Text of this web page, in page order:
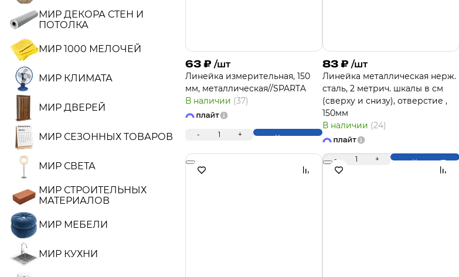
МИР ДЕКОРА СТЕН И
ПОТОЛКА
МИР 1000 МЕЛОЧЕЙ
МИР КЛИМАТА
МИР ДВЕРЕЙ
МИР СЕЗОННЫХ ТОВАРОВ
МИР СВЕТА
МИР СТРОИТЕЛЬНЫХ
МАТЕРИАЛОВ
МИР МЕБЕЛИ
МИР КУХНИ
63 ₽ /шт
Линейка измерительная, 150
мм, металлическая//SPARTA
В наличии (37)
- 1 + Купить
83 ₽ /шт
Линейка металлическая нерж.
сталь, 2 метрич. шкалы в см
(сверху и снизу), отверстие ,
150мм
В наличии (24)
- 1 + Купить